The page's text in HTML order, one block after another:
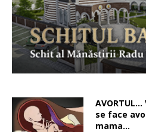
se face
mama…